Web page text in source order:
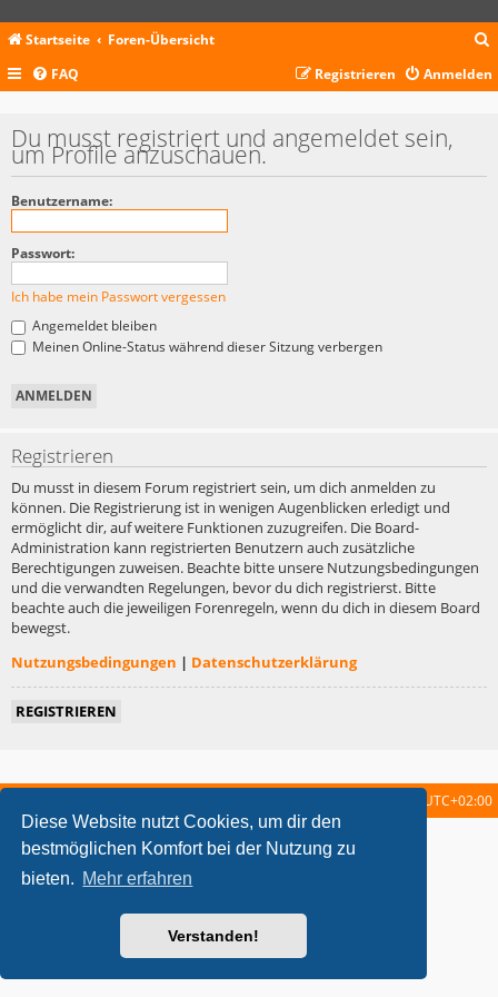
Diese Website nutzt Cookies, um dir den
bestmöglichen Komfort bei der Nutzung zu
bieten. Mehr erfahren
Verstanden!
Startseite Foren-Übersicht
c
FAQ Anmelden
Registrieren
Du musst registriert und angemeldet sein,
um Profile anzuschauen.
Benutzername:
Passwort:
Ich habe mein Passwort vergessen
Angemeldet bleiben
Meinen Online-Status während dieser Sitzung verbergen
Registrieren
Du musst in diesem Forum registriert sein, um dich anmelden zu
können. Die Registrierung ist in wenigen Augenblicken erledigt und
ermöglicht dir, auf weitere Funktionen zuzugreifen. Die Board-
Administration kann registrierten Benutzern auch zusätzliche
Berechtigungen zuweisen. Beachte bitte unsere Nutzungsbedingungen
und die verwandten Regelungen, bevor du dich registrierst. Bitte
beachte auch die jeweiligen Forenregeln, wenn du dich in diesem Board
bewegst.
Nutzungsbedingungen | Datenschutzerklärung
REGISTRIEREN
UTC+02:00
metrolike style by Eric Seguin Updated for phpBB3.2 by
Powered byphpBB ® Forum Software © phpBB Limited
Deutsche Übersetzung durch